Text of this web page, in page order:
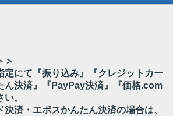
＞
定にて『振り込み』『クレジットカー
ん決済』『PayPay決済』『価格.com
。
済・エポスかんたん決済の場合は、